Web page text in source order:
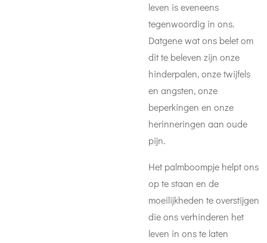
leven is eveneens
tegenwoordig in ons.
Datgene wat ons belet om
dit te beleven zijn onze
hinderpalen, onze twijfels
en angsten, onze
beperkingen en onze
herinneringen aan oude
pijn.
Het palmboompje helpt ons
op te staan en de
moeilijkheden te overstijgen
die ons verhinderen het
leven in ons te laten